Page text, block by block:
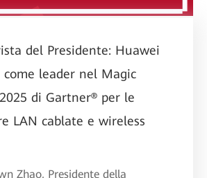
del Presidente: Huawei
come leader nel Magic
di Gartner® per le
LAN cablate e wireless
Zhao, Presidente della